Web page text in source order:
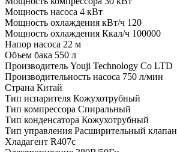
Мощность насоса 4 кВт
Мощность охлаждения кВт/ч 120
Мощность охлаждения Ккал/ч 100000
Напор насоса 22 м
Объем бака 550 л
Производитель Youji Technology Co LTD
Производительность насоса 750 л/мин
Страна Китай
Тип испарителя Кожухотрубный
Тип компрессора Спиральный
Тип конденсатора Кожухотрубный
Тип управления Расширительный клапан
Хладагент R407c